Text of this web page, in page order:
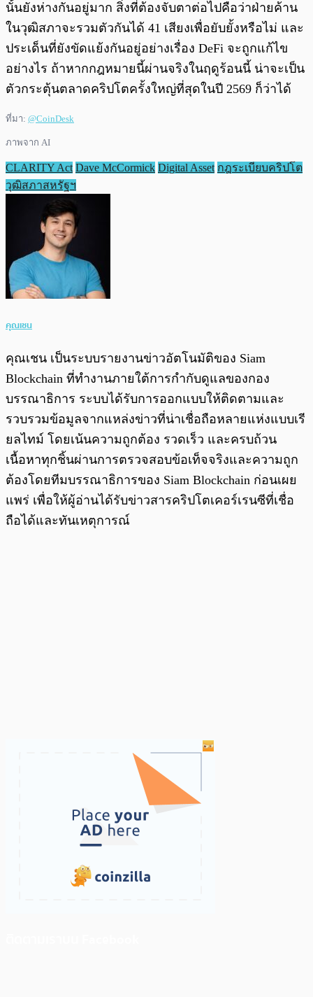
นั้นยังห่างกันอยู่มาก สิ่งที่ต้องจับตาต่อไปคือว่าฝ่ายค้าน
ในวุฒิสภาจะรวมตัวกันได้ 41 เสียงเพื่อยับยั้งหรือไม่ และ
ประเด็นที่ยังขัดแย้งกันอยู่อย่างเรื่อง DeFi จะถูกแก้ไข
อย่างไร ถ้าหากกฎหมายนี้ผ่านจริงในฤดูร้อนนี้ น่าจะเป็น
ตัวกระตุ้นตลาดคริปโตครั้งใหญ่ที่สุดในปี 2569 ก็ว่าได้
ที่มา: @CoinDesk
ภาพจาก AI
CLARITY Act Dave McCormick Digital Asset กฎระเบียบคริปโต
วุฒิสภาสหรัฐฯ
คุณเชน
คุณเชน เป็นระบบรายงานข่าวอัตโนมัติของ Siam
Blockchain ที่ทำงานภายใต้การกำกับดูแลของกอง
บรรณาธิการ ระบบได้รับการออกแบบให้ติดตามและ
รวบรวมข้อมูลจากแหล่งข่าวที่น่าเชื่อถือหลายแห่งแบบเรี
ยลไทม์ โดยเน้นความถูกต้อง รวดเร็ว และครบถ้วน
เนื้อหาทุกชิ้นผ่านการตรวจสอบข้อเท็จจริงและความถูก
ต้องโดยทีมบรรณาธิการของ Siam Blockchain ก่อนเผย
แพร่ เพื่อให้ผู้อ่านได้รับข่าวสารคริปโตเคอร์เรนซีที่เชื่อ
ถือได้และทันเหตุการณ์